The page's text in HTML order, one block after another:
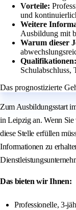
Vorteile:
und
Weitere
Ausbildung mit
Warum dieser
Qualifikationen:
Schulabschluss,
Das prognostizierte
Zum Ausbildungsstart
in Leipzig an. Wenn
diese Stelle erfüllen
Informationen zu
Das bieten wir Ihnen:
Professionelle, 3-